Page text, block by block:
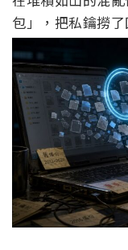
包」，把私鑰撈了